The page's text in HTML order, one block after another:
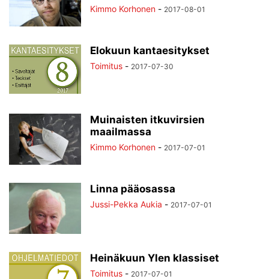
Kimmo Korhonen - 2017-08-01
Elokuun kantaesitykset
Toimitus - 2017-07-30
Muinaisten itkuvirsien
maailmassa
Kimmo Korhonen - 2017-07-01
Linna pääosassa
Jussi-Pekka Aukia - 2017-07-01
Heinäkuun Ylen klassiset
Toimitus - 2017-07-01